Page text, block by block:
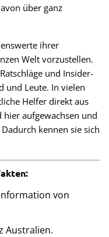
über ganz
ihrer
Welt vorzustellen.
und Insider-
und Leute. In vielen
Helfer direkt aus
aufgewachsen und
kennen sie sich
von
Australien.